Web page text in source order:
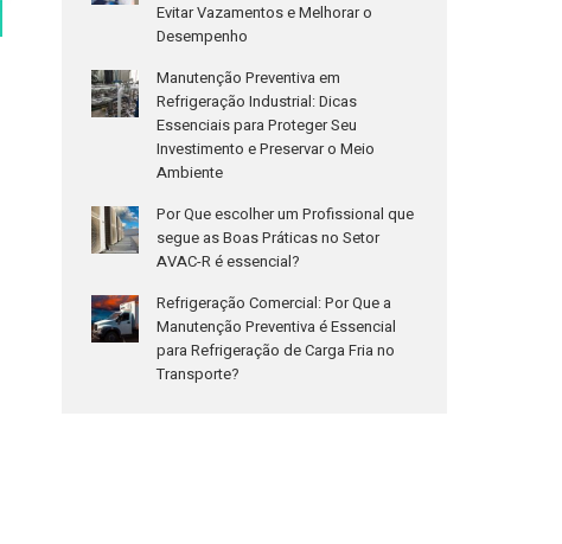
Evitar Vazamentos e Melhorar o
Desempenho
Manutenção Preventiva em
Refrigeração Industrial: Dicas
Essenciais para Proteger Seu
Investimento e Preservar o Meio
Ambiente
Por Que escolher um Profissional que
segue as Boas Práticas no Setor
AVAC-R é essencial?
Refrigeração Comercial: Por Que a
Manutenção Preventiva é Essencial
para Refrigeração de Carga Fria no
Transporte?